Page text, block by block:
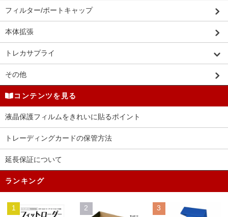
フィルター/ポートキャップ
本体拡張
トレカサプライ
その他
コンテンツを見る
液晶保護フィルムをきれいに貼るポイント
トレーディングカードの保管方法
延長保証について
ランキング
1 2 3